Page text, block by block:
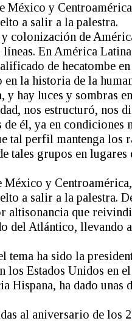
México y
a salir a la palestra.
colonización de
En América
de hecatombe
la historia de la
hay luces y sombras
nos estructuró, nos
él, ya en condiciones
tal perfil mantenga los
tales grupos en lugares
México y
a salir a la palestra.
altisonancia que
del Atlántico, llevando
tema ha sido la
los Estados Unidos en
Hispana, ha dado unas
al aniversario de los